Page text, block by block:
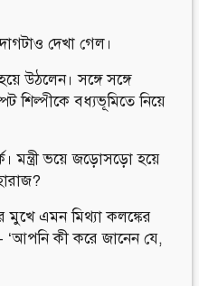
দেখা গেল।
উঠলেন। সঙ্গে সঙ্গে
শিল্পীকে বধ্যভূমিতে নিয়ে
মন্ত্রী ভয়ে জড়োসড়ো হয়ে
মুখে এমন মিথ্যা কলঙ্কের
‘আপনি কী করে জানেন যে,